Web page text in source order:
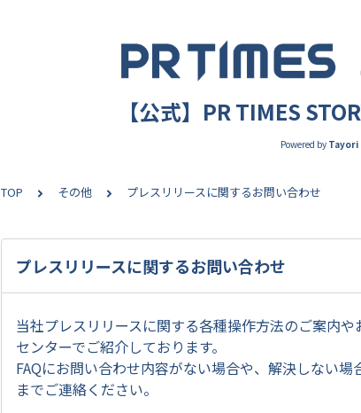
【公式】PR TIMES
Powered by Tayori
TOP その他 プレスリリースに関するお問い合わせ
プレスリリースに関するお問い合わせ
当社プレスリリースに関する各種操作方法のご案内
センターでご紹介しております。
FAQにお問い合わせ内容がない場合や、解決しない
までご連絡ください。